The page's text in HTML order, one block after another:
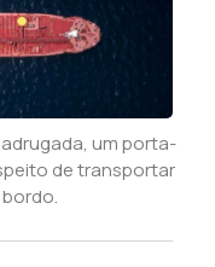
um porta-
de transportar